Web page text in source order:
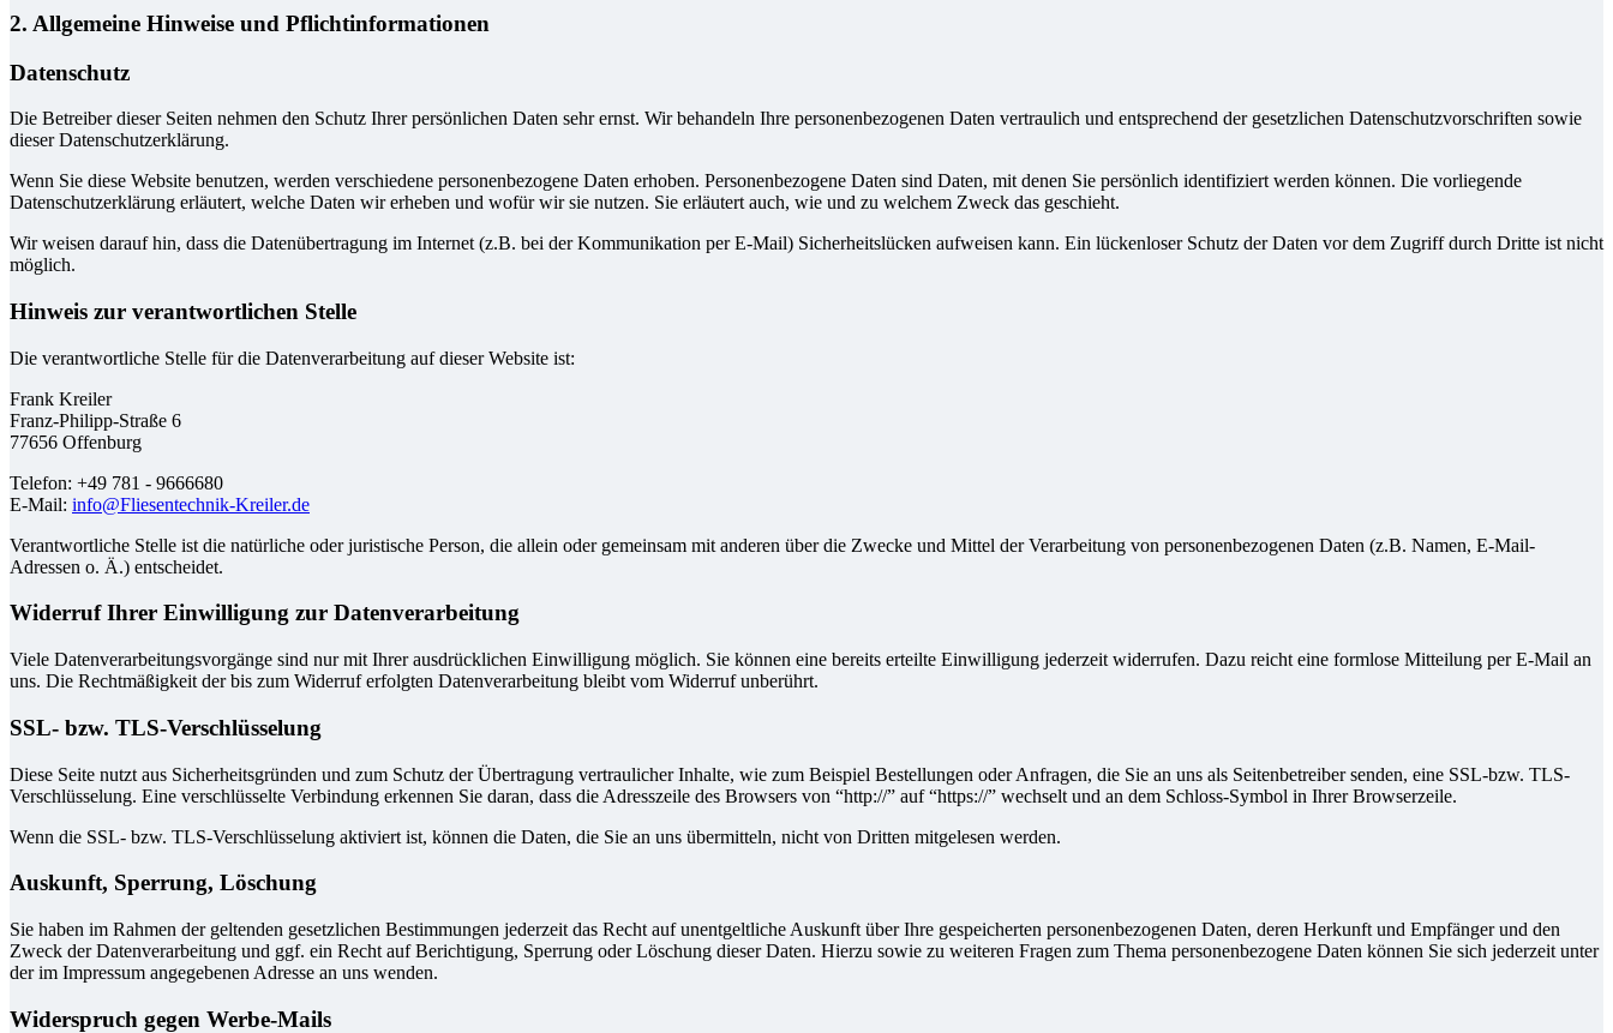
2. Allgemeine Hinweise und Pflichtinformationen
Datenschutz
Die Betreiber dieser Seiten nehmen den Schutz Ihrer persönlichen Daten sehr ernst. Wir behandeln Ihre personenbezogenen Daten vertraulich und entsprechend der gesetzlichen Datenschutzvorschriften sowie
dieser Datenschutzerklärung.
Wenn Sie diese Website benutzen, werden verschiedene personenbezogene Daten erhoben. Personenbezogene Daten sind Daten, mit denen Sie persönlich identifiziert werden können. Die vorliegende
Datenschutzerklärung erläutert, welche Daten wir erheben und wofür wir sie nutzen. Sie erläutert auch, wie und zu welchem Zweck das geschieht.
Wir weisen darauf hin, dass die Datenübertragung im Internet (z.B. bei der Kommunikation per E-Mail) Sicherheitslücken aufweisen kann. Ein lückenloser Schutz der Daten vor dem Zugriff durch Dritte ist nicht
möglich.
Hinweis zur verantwortlichen Stelle
Die verantwortliche Stelle für die Datenverarbeitung auf dieser Website ist:
Frank Kreiler
Franz-Philipp-Straße 6
77656 Offenburg
Telefon: +49 781 - 9666680
E-Mail: info@Fliesentechnik-Kreiler.de
Verantwortliche Stelle ist die natürliche oder juristische Person, die allein oder gemeinsam mit anderen über die Zwecke und Mittel der Verarbeitung von personenbezogenen Daten (z.B. Namen, E-Mail-
Adressen o. Ä.) entscheidet.
Widerruf Ihrer Einwilligung zur Datenverarbeitung
Viele Datenverarbeitungsvorgänge sind nur mit Ihrer ausdrücklichen Einwilligung möglich. Sie können eine bereits erteilte Einwilligung jederzeit widerrufen. Dazu reicht eine formlose Mitteilung per E-Mail an
uns. Die Rechtmäßigkeit der bis zum Widerruf erfolgten Datenverarbeitung bleibt vom Widerruf unberührt.
SSL- bzw. TLS-Verschlüsselung
Diese Seite nutzt aus Sicherheitsgründen und zum Schutz der Übertragung vertraulicher Inhalte, wie zum Beispiel Bestellungen oder Anfragen, die Sie an uns als Seitenbetreiber senden, eine SSL-bzw. TLS-
Verschlüsselung. Eine verschlüsselte Verbindung erkennen Sie daran, dass die Adresszeile des Browsers von “http://” auf “https://” wechselt und an dem Schloss-Symbol in Ihrer Browserzeile.
Wenn die SSL- bzw. TLS-Verschlüsselung aktiviert ist, können die Daten, die Sie an uns übermitteln, nicht von Dritten mitgelesen werden.
Auskunft, Sperrung, Löschung
Sie haben im Rahmen der geltenden gesetzlichen Bestimmungen jederzeit das Recht auf unentgeltliche Auskunft über Ihre gespeicherten personenbezogenen Daten, deren Herkunft und Empfänger und den
Zweck der Datenverarbeitung und ggf. ein Recht auf Berichtigung, Sperrung oder Löschung dieser Daten. Hierzu sowie zu weiteren Fragen zum Thema personenbezogene Daten können Sie sich jederzeit unter
der im Impressum angegebenen Adresse an uns wenden.
Widerspruch gegen Werbe-Mails